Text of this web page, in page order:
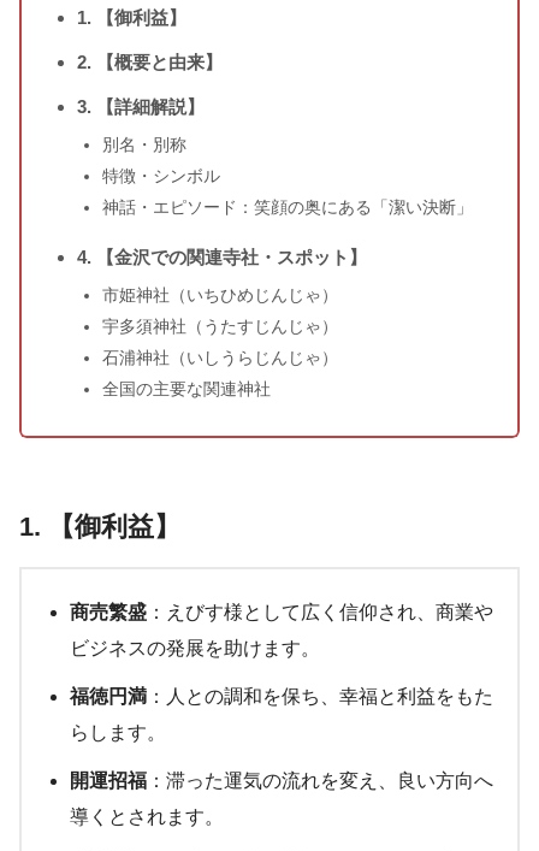
1. 【御利益】
2. 【概要と由来】
3. 【詳細解説】
別名・別称
特徴・シンボル
神話・エピソード：笑顔の奥にある「潔い決断」
4. 【金沢での関連寺社・スポット】
市姫神社（いちひめじんじゃ）
宇多須神社（うたすじんじゃ）
石浦神社（いしうらじんじゃ）
全国の主要な関連神社
1. 【御利益】
商売繁盛 ：えびす様として広く信仰され、商業や
ビジネスの発展を助けます。
福徳円満 ：人との調和を保ち、幸福と利益をもた
らします。
開運招福 ：滞った運気の流れを変え、良い方向へ
導くとされます。